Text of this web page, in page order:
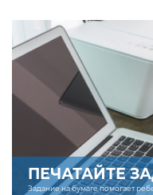
ПЕЧАТАЙТЕ
Задание на бумаге помогает